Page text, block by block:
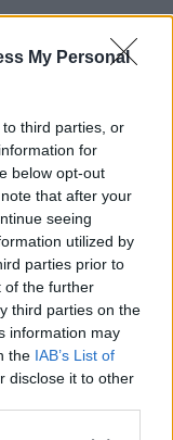
My Personal
third parties, or
for
below opt-out
that after your
seeing
utilized by
parties prior to
of the further
third parties on the
information may
the IAB’s List of
disclose it to other
Napoli
Venezia
Napoli
Venezia